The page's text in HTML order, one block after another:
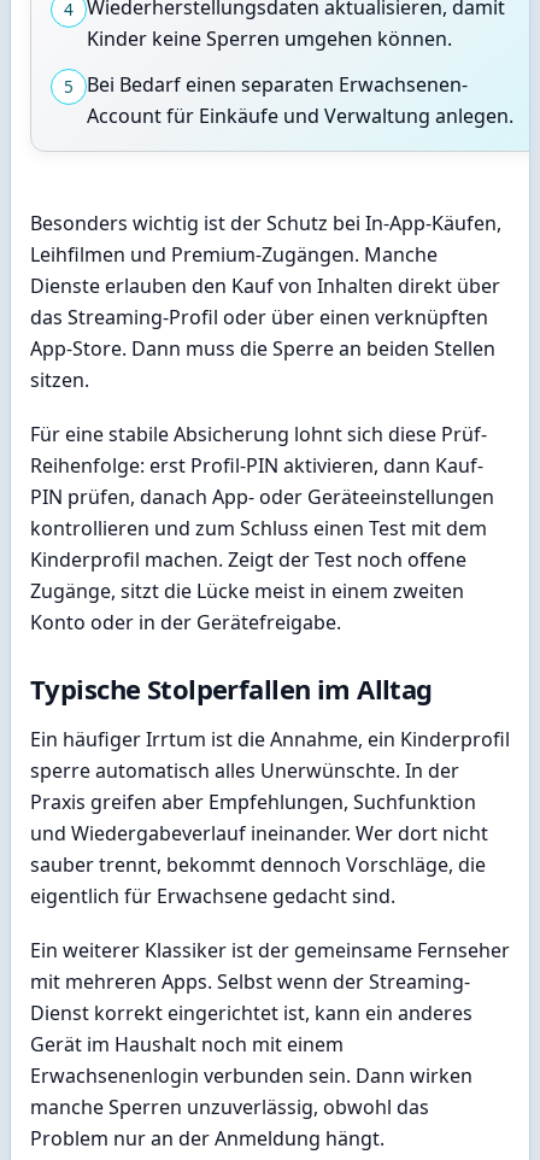
4 Wiederherstellungsdaten aktualisieren, damit
Kinder keine Sperren umgehen können.
5
Bei Bedarf einen separaten Erwachsenen-
Account für Einkäufe und Verwaltung anlegen.
Besonders wichtig ist der Schutz bei In-App-Käufen,
Leihfilmen und Premium-Zugängen. Manche
Dienste erlauben den Kauf von Inhalten direkt über
das Streaming-Profil oder über einen verknüpften
App-Store. Dann muss die Sperre an beiden Stellen
sitzen.
Für eine stabile Absicherung lohnt sich diese Prüf-
Reihenfolge: erst Profil-PIN aktivieren, dann Kauf-
PIN prüfen, danach App- oder Geräteeinstellungen
kontrollieren und zum Schluss einen Test mit dem
Kinderprofil machen. Zeigt der Test noch offene
Zugänge, sitzt die Lücke meist in einem zweiten
Konto oder in der Gerätefreigabe.
Typische Stolperfallen im Alltag
Ein häufiger Irrtum ist die Annahme, ein Kinderprofil
sperre automatisch alles Unerwünschte. In der
Praxis greifen aber Empfehlungen, Suchfunktion
und Wiedergabeverlauf ineinander. Wer dort nicht
sauber trennt, bekommt dennoch Vorschläge, die
eigentlich für Erwachsene gedacht sind.
Ein weiterer Klassiker ist der gemeinsame Fernseher
mit mehreren Apps. Selbst wenn der Streaming-
Dienst korrekt eingerichtet ist, kann ein anderes
Gerät im Haushalt noch mit einem
Erwachsenenlogin verbunden sein. Dann wirken
manche Sperren unzuverlässig, obwohl das
Problem nur an der Anmeldung hängt.